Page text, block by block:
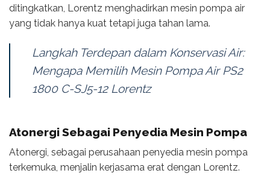
ditingkatkan, Lorentz menghadirkan mesin pompa air
yang tidak hanya kuat tetapi juga tahan lama.
Langkah Terdepan dalam Konservasi Air:
Mengapa Memilih Mesin Pompa Air PS2
1800 C-SJ5-12 Lorentz
Atonergi Sebagai Penyedia Mesin Pompa
Atonergi, sebagai perusahaan penyedia mesin pompa
terkemuka, menjalin kerjasama erat dengan Lorentz.